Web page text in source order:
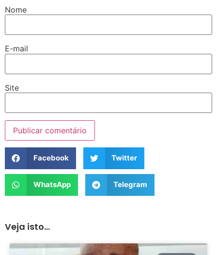
Nome
E-mail
Site
Facebook Twitter
WhatsApp Telegram
Veja isto...